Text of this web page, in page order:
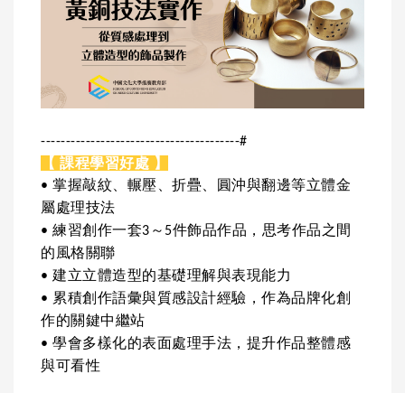
----------------------------------------#
【 課程學習好處 】
• 掌握敲紋、輾壓、折疊、圓沖與翻邊等立體金
屬處理技法
• 練習創作一套3～5件飾品作品，思考作品之間
的風格關聯
• 建立立體造型的基礎理解與表現能力
• 累積創作語彙與質感設計經驗，作為品牌化創
作的關鍵中繼站
• 學會多樣化的表面處理手法，提升作品整體感
與可看性